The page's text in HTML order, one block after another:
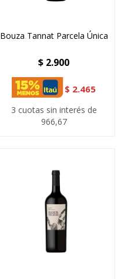
Bouza Tannat Parcela Única
$ 2.900
$ 2.465
3 cuotas sin interés de
966,67